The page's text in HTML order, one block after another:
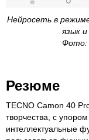
Нейросеть в
язык
Фото:
Резюме
TECNO Camon 40
творчества, с
интеллектуальные